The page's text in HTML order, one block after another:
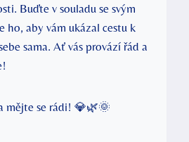
Buďte v souladu se svým
ho, aby vám ukázal cestu k
sama. Ať vás provází řád a
mějte se rádi! 💎🌿🌞